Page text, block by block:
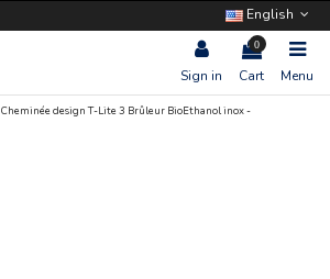
English
Sign in
0
Cart Menu
Cheminée design T-Lite 3 Brûleur BioEthanol inox -